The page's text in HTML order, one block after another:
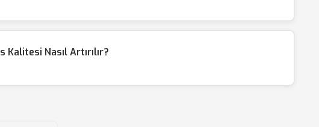
Nasıl Artırılır?